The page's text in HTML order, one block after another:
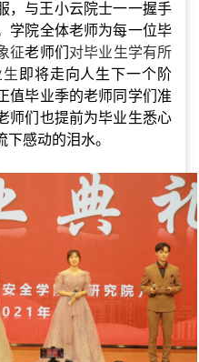
，与王小云院士一一握手
学院全体老师为每一位毕
征老师们 对毕业生学有所
即将走向人生下一个阶
值毕业季的老师同学们准
师们也提前为毕业生悉心
感动的泪水。